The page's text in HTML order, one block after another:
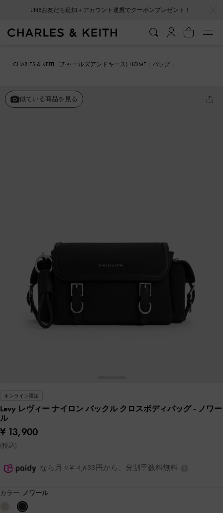
LINEお友だち追加＋アカウント連携でクーポンプレゼント！
CHARLES & KEITH (チャールズアンドキース) HOME
バッグ
似ている商品を見る
オンライン限定
Levy レヴィー ナイロン バックル クロスボディバッグ- ノワー
ル
¥ 13,900
(税込)
なら月々¥ 4,633円から。分割手数料無料
カラー: ノワール